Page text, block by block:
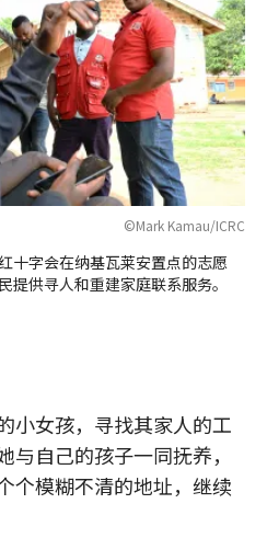
©Mark Kamau/ICRC
十字会在纳基瓦莱安置点的志愿
供寻人和重建家庭联系服务。
小女孩，寻找其家人的工
自己的孩子一同抚养，
个模糊不清的地址，继续